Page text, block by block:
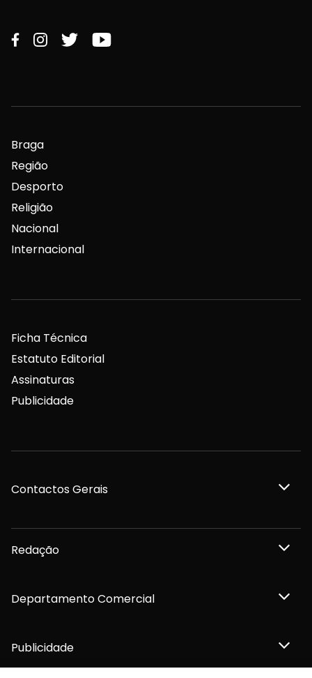
Braga
Região
Desporto
Religião
Nacional
Internacional
Ficha Técnica
Estatuto Editorial
Assinaturas
Publicidade
Contactos Gerais
Redação
Departamento Comercial
Publicidade